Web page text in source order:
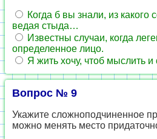
Когда б вы знали, из какого
ведая стыда…
Известны случаи, когда
определенное лицо.
Я жить хочу, чтоб мыслить и
Вопрос № 9
Укажите сложноподчиненное
можно менять место